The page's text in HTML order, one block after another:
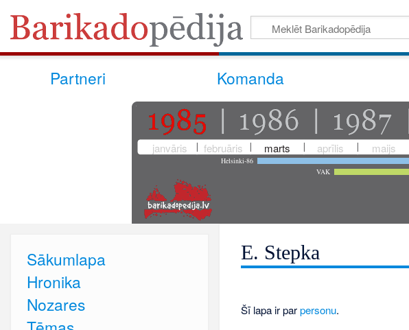
Partneri Komanda
janvāris februāris marts aprīlis maijs
Helsinki-86
VAK
E. Stepka
Šī lapa ir parpersonu.
Sākumlapa
Hronika
Nozares